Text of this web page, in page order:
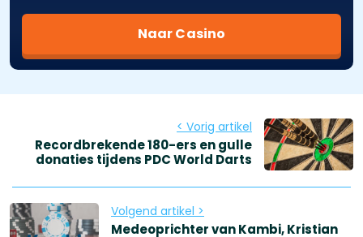
Naar Casino
< Vorig artikel
Recordbrekende 180-ers en gulle
donaties tijdens PDC World Darts
Volgend artikel >
Medeoprichter van Kambi, Kristian